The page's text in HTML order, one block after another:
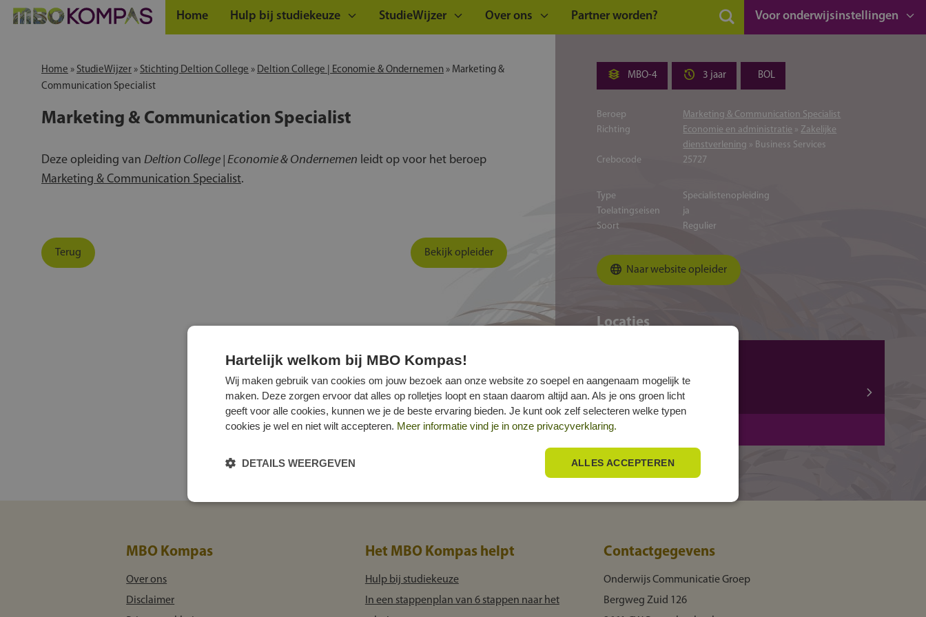
Home Hulp bij studiekeuze StudieWijzer Over ons Voor onderwijsinstellingen
Partner worden?
Home » StudieWijzer » Stichting Deltion College » Deltion College | Economie & Ondernemen » Marketing &
Communication Specialist
Marketing & Communication Specialist
Deze opleiding van Deltion College | Economie & Ondernemen leidt op voor het beroep
Marketing & Communication Specialist.
Terug Bekijk opleider
MBO-4 3 jaar BOL
Beroep
Marketing & Communication Specialist
Richting
Economie en administratie » Zakelijke
dienstverlening » Business Services
Crebocode
25727
Type
Specialistenopleiding
Toelatingseisen
ja
Soort
Regulier
Naar website opleider
Locaties
Mozartlaan 15
8031 AA ZWOLLE
MBO Kompas
Over ons
Disclaimer
Het MBO Kompas helpt
Hulp bij studiekeuze
In een stappenplan van 6 stappen naar het
Contactgegevens
Onderwijs Communicatie Groep
Bergweg Zuid 126
Hartelijk welkom bij MBO Kompas!
Wij maken gebruik van cookies om jouw bezoek aan onze website zo soepel en aangenaam mogelijk te
maken. Deze zorgen ervoor dat alles op rolletjes loopt en staan daarom altijd aan. Als je ons groen licht
geeft voor alle cookies, kunnen we je de beste ervaring bieden. Je kunt ook zelf selecteren welke typen
cookies je wel en niet wilt accepteren. Meer informatie vind je in onze privacyverklaring.
ALLES ACCEPTEREN
DETAILS WEERGEVEN